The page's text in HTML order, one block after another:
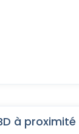
à proximité